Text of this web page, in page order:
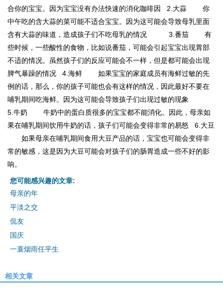
合你的宝宝。因为宝宝没有办法快速的消化咖啡因 2.大蒜 你
中午吃的含大蒜的菜可能不适合宝宝。因为这可能会导致母乳里面
含有大蒜的味道，造成孩子们不吃母乳的情况 3.番茄 有
些时候，一些酸性的食物，比如说番茄，可能会引起宝宝出现胃部
不适的情况。虽然孩子们的反应可能会不一样，但是都可能会出现
脾气暴躁的情况 4.海鲜 如果宝宝的家庭成员有海鲜过敏的先
例的话，那么，你的孩子可能也会有这样的情况，因此最好不要在
哺乳期间吃海鲜。因为这可能会导致孩子们出现过敏的现象
5.牛奶 牛奶中的蛋白质很多的宝宝都不能消化。因此，母亲如
果在哺乳期间饮用牛奶的话，孩子们可能会变得非常的易怒 6.大豆
如果母亲在哺乳期间食用大豆产品的话，宝宝也可能会变得非
常的敏感，这是因为大豆可能会对孩子们的肠胃造成一些不好的影
响。
您可能感兴趣的文章:
母亲的年
平淡之交
侃友
国庆
一蓑烟雨任平生
相关文章